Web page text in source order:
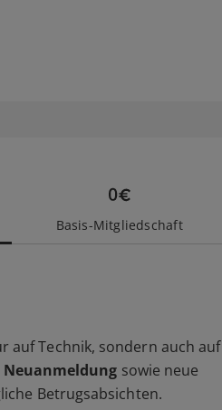
Basis-Mitgliedschaft
auf Technik, sondern auch auf
Neuanmeldung sowie neue
Betrugsabsichten.